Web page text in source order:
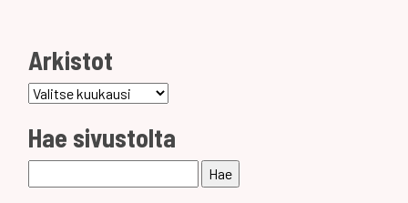
Arkistot
Arkistot
Hae sivustolta